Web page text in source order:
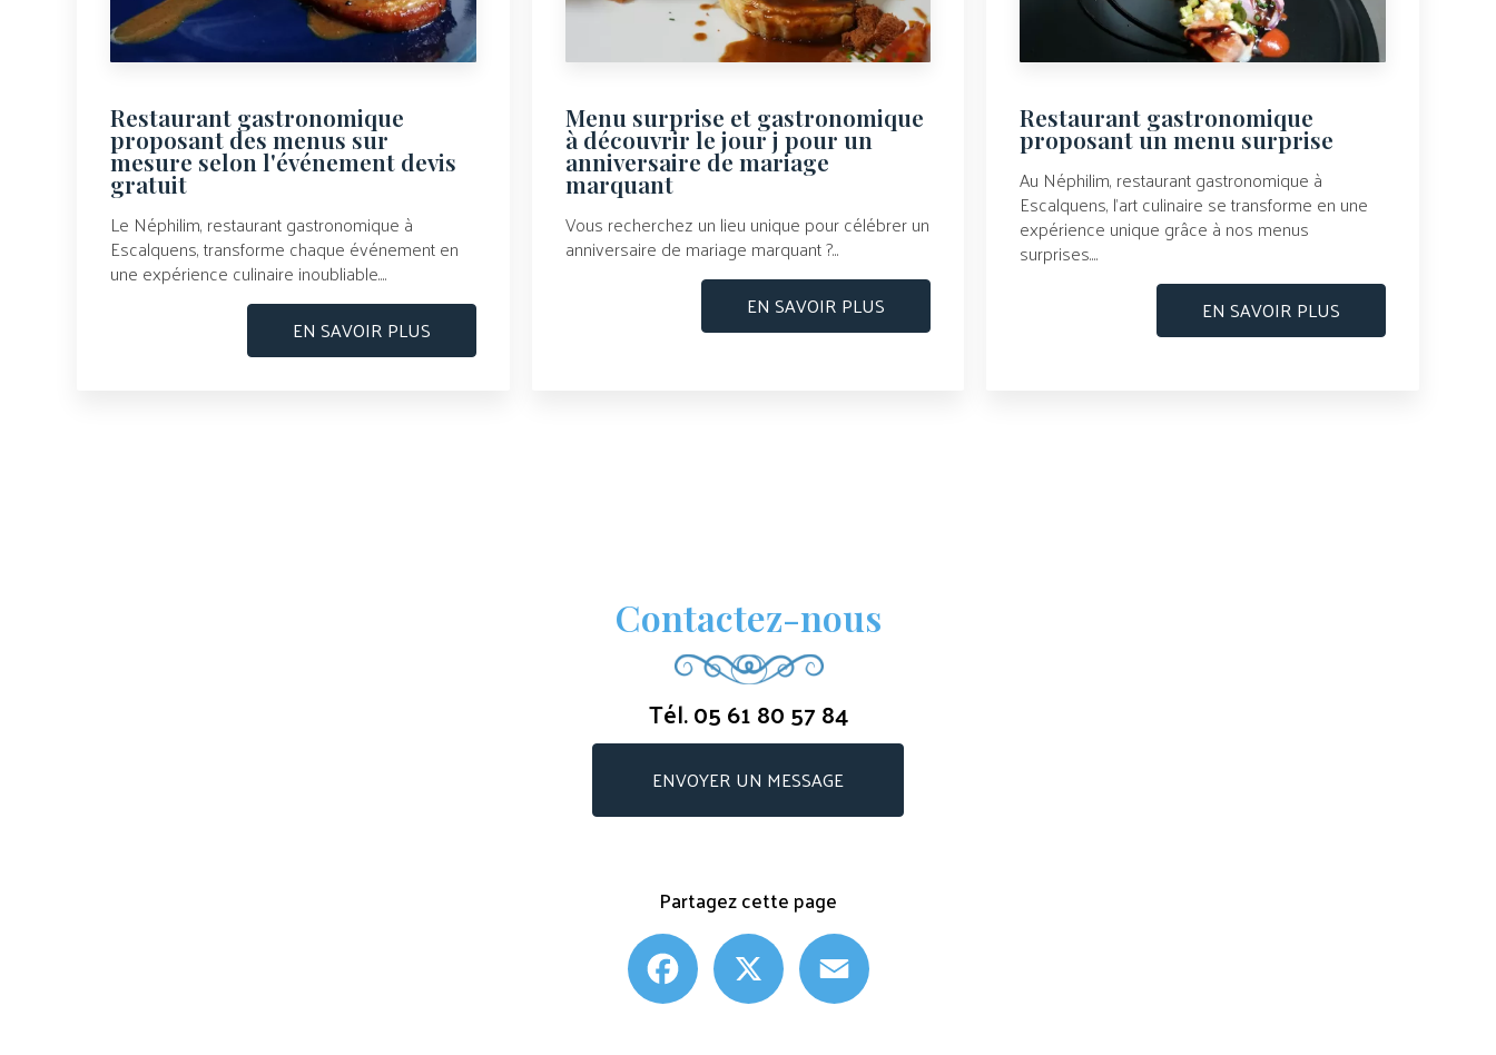
Restaurant gastronomique
proposant des menus sur
mesure selon l'événement devis
gratuit
Le Néphilim, restaurant gastronomique à
Escalquens, transforme chaque événement en
une expérience culinaire inoubliable....
EN SAVOIR PLUS
Menu surprise et gastronomique
à découvrir le jour j pour un
anniversaire de mariage
marquant
Vous recherchez un lieu unique pour célébrer un
anniversaire de mariage marquant ?...
EN SAVOIR PLUS
Restaurant gastronomique
proposant un menu surprise
Au Néphilim, restaurant gastronomique à
Escalquens, l’art culinaire se transforme en une
expérience unique grâce à nos menus
surprises....
EN SAVOIR PLUS
Contactez-nous
Tél.05 61 80 57 84
ENVOYER UN MESSAGE
Partagez cette page
Facebook